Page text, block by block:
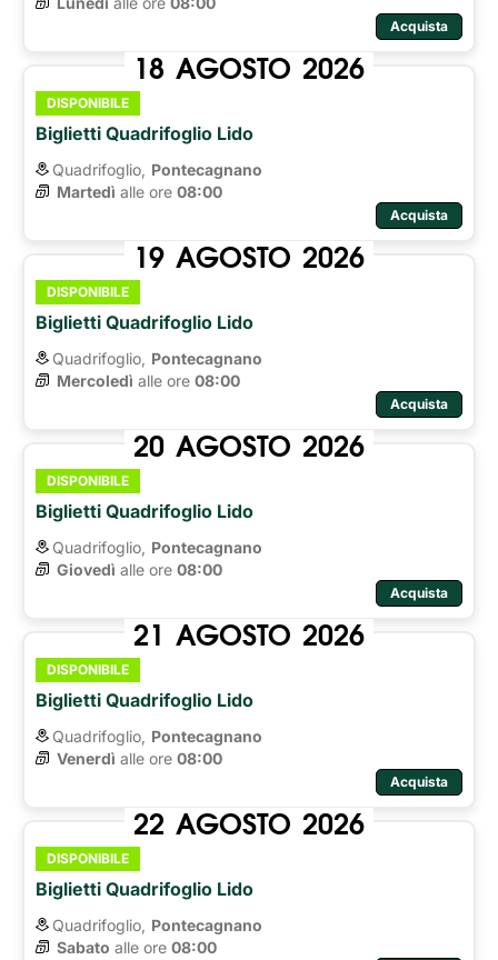
Acquista
18 AGOSTO 2026
DISPONIBILE
Biglietti Quadrifoglio Lido
Quadrifoglio, Pontecagnano
Martedì alle ore 08:00
Acquista
19 AGOSTO 2026
DISPONIBILE
Biglietti Quadrifoglio Lido
Quadrifoglio, Pontecagnano
Mercoledì alle ore 08:00
Acquista
20 AGOSTO 2026
DISPONIBILE
Biglietti Quadrifoglio Lido
Quadrifoglio, Pontecagnano
Giovedì alle ore 08:00
Acquista
21 AGOSTO 2026
DISPONIBILE
Biglietti Quadrifoglio Lido
Quadrifoglio, Pontecagnano
Venerdì alle ore 08:00
Acquista
22 AGOSTO 2026
DISPONIBILE
Biglietti Quadrifoglio Lido
Quadrifoglio, Pontecagnano
Sabato alle ore 08:00